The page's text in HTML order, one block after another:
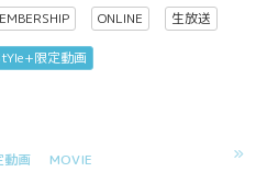
ONLINE 生放送
限定動画
画 MOVIE